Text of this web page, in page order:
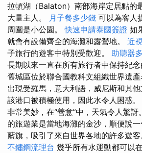
拉頓湖（Balaton）南部海岸定居點的
大量主人。 月子餐多少錢 可以為客人
周圍是小公園。快速申請泰國簽證 如
就會有設備齊全的海灘和露營地。 近
子旅行的遊客中特別受歡迎。 助聽器
長期以來一直在所有旅行者中保持紀
舊城區位於聯合國教科文組織世界遺
出現受羅馬，意大利語，威尼斯和其他
該港口被積極使用，因此水令人困惑
非常美妙，在“善意”中，天氣令人驚訝
的旅遊業是當地海灘的金沙，順便說
藍旗，吸引了來自世界各地的許多遊客
不鏽鋼流理台 幾乎所有水運動都可以